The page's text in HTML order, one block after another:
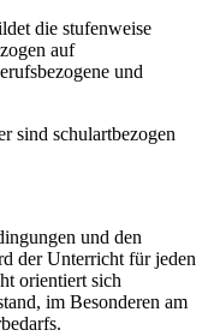
die stufenweise
auf
und
sind schulartbezogen
und den
der Unterricht für jeden
orientiert sich
im Besonderen am